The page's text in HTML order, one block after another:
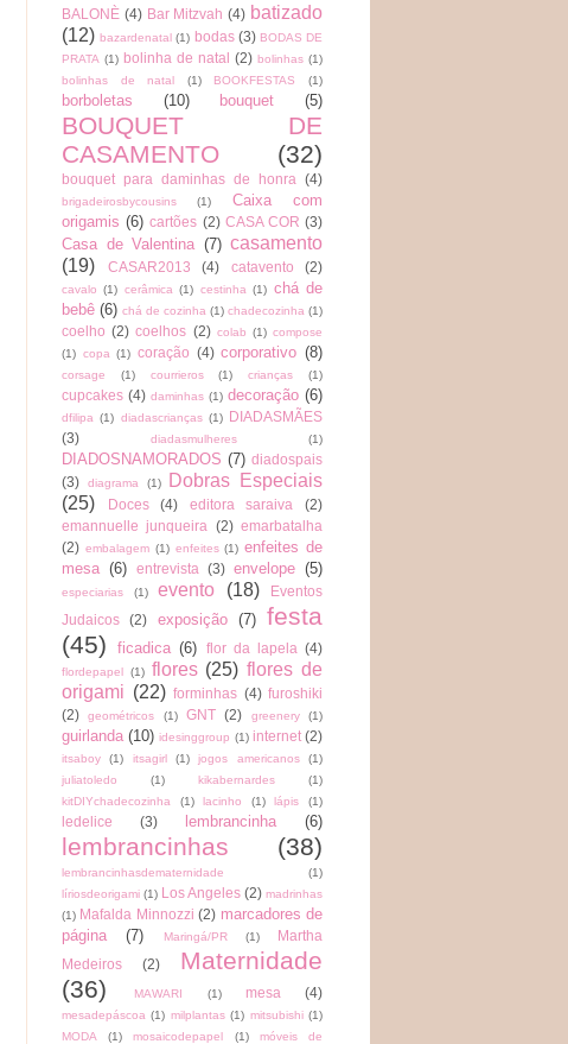
BALONÈ (4) Bar Mitzvah (4) batizado
(12) bazardenatal (1) bodas (3) BODAS DE
PRATA (1) bolinha de natal (2) bolinhas (1)
bolinhas de natal
(1) BOOKFESTAS (1)
borboletas (10) bouquet (5)
BOUQUET DE
CASAMENTO
(32)
bouquet para daminhas de honra (4)
brigadeirosbycousins (1)
Caixa com
origamis (6) cartões (2) CASA COR (3)
Casa de Valentina (7) casamento
(19)
CASAR2013 (4) catavento (2)
cavalo (1) cerâmica (1) cestinha (1) chá de
bebê (6) chá de cozinha (1) chadecozinha (1)
coelho (2) coelhos (2) colab (1) compose
(1) copa (1) coração (4) corporativo (8)
corsage (1) courrieros (1) crianças (1)
cupcakes (4) daminhas (1) decoração (6)
dfilipa (1) diadascrianças (1) DIADASMÃES
(3)
diadasmulheres (1)
DIADOSNAMORADOS (7) diadospais
(3)
diagrama (1)
Dobras Especiais
(25)
Doces (4) editora saraiva
(2)
emannuelle junqueira
(2) emarbatalha
(2) embalagem (1) enfeites (1) enfeites de
mesa (6) entrevista (3) envelope (5)
especiarias (1) evento (18)
Eventos
Judaicos
(2) exposição (7)
festa
(45)
ficadica (6) flor da lapela (4)
flordepapel (1) flores (25) flores de
origami (22) forminhas (4) furoshiki
(2)
geométricos (1) GNT (2) greenery (1)
guirlanda (10) idesinggroup (1) internet (2)
itsaboy (1) itsagirl (1) jogos americanos
(1)
juliatoledo
(1) kikabernardes
(1)
kitDIYchadecozinha
(1) lacinho (1) lápis (1)
ledelice (3) lembrancinha (6)
lembrancinhas (38)
lembrancinhasdematernidade
(1)
líriosdeorigami (1) Los Angeles (2) madrinhas
(1) Mafalda Minnozzi (2) marcadores de
página
(7) Maringá/PR (1)
Martha
Medeiros
(2)
Maternidade
(36)
MAWARI (1) mesa (4)
mesadepáscoa (1) milplantas (1) mitsubishi (1)
MODA
(1) mosaicodepapel (1) móveis de